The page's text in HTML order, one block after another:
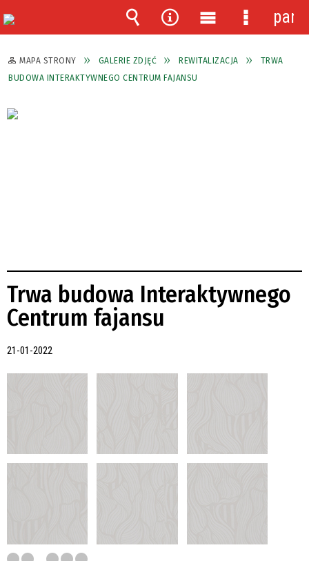
MAPA STRONY GALERIE ZDJĘĆ REWITALIZACJA
TRWA
BUDOWA INTERAKTYWNEGO CENTRUM FAJANSU
Trwa budowa Interaktywnego
Centrum fajansu
21-01-2022
Wyszukiwarka
Narzędzia
Menu
główne
Menu